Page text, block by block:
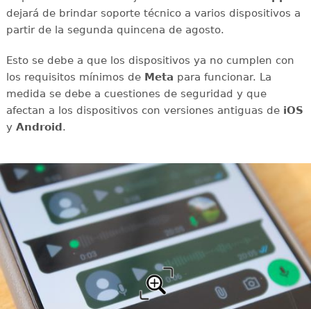
dejará de brindar soporte técnico a varios dispositivos a
partir de la segunda quincena de agosto.
Esto se debe a que los dispositivos ya no cumplen con
los requisitos mínimos de Meta para funcionar. La
medida se debe a cuestiones de seguridad y que
afectan a los dispositivos con versiones antiguas deiOS
y Android .